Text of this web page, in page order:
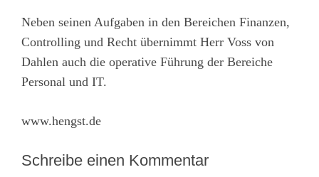
Neben seinen Aufgaben in den Bereichen Finanzen,
Controlling und Recht übernimmt Herr Voss von
Dahlen auch die operative Führung der Bereiche
Personal und IT.
www.hengst.de
Schreibe einen Kommentar